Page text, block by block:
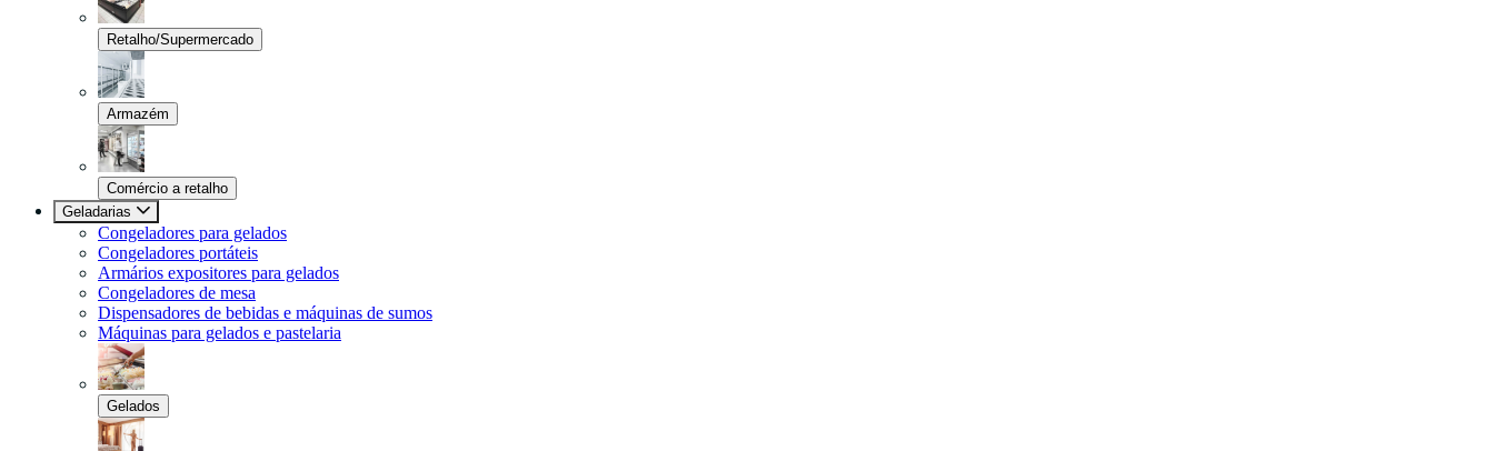
Retalho/Supermercado
Armazém
Comércio a retalho
Geladarias
Congeladores para gelados
Congeladores portáteis
Armários expositores para gelados
Congeladores de mesa
Dispensadores de bebidas e máquinas de sumos
Máquinas para gelados e pastelaria
Gelados